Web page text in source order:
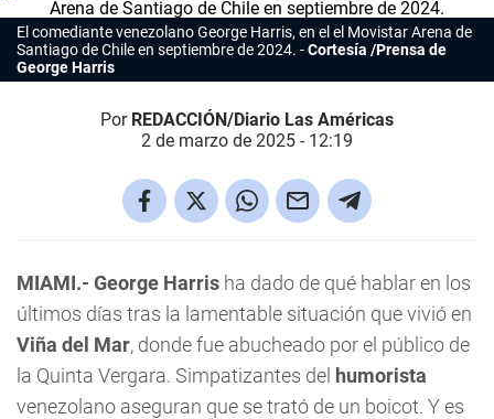
El comediante venezolanoGeorge Harris, en el el Movistar Arena de
Santiago de Chile en septiembre de 2024.
Cortesía /Prensa de
George Harris
Por REDACCIÓN/Diario Las Américas
2 de marzo de 2025 - 12:19
MIAMI.- George Harris ha dado de qué hablar en los
últimos días tras la lamentable situación que vivió en
Viña del Mar, donde fue abucheado por el público de
la Quinta Vergara. Simpatizantes del humorista
venezolano aseguran que se trató de un boicot. Y es